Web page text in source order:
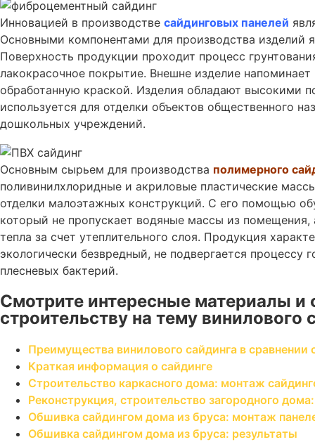
Инновацией в производстве сайдинговых панелей
Основными компонентами для производства изделий
Поверхность продукции проходит процесс
лакокрасочное покрытие. Внешне изделие
обработанную краской. Изделия обладают высокими
используется для отделки объектов общественного
дошкольных учреждений.
Основным сырьем для производства полимерного
поливинилхлоридные и акриловые пластические
отделки малоэтажных конструкций. С его помощью
который не пропускает водяные массы из помещения,
тепла за счет утеплительного слоя. Продукция
экологически безвредный, не подвергается процессу
плесневых бактерий.
Смотрите интересные материалы и
строительству на тему винилового
Преимущества винилового сайдинга в
Краткая информация о сайдинге
Строительство каркасного дома: монтаж
Реконструкция, строительство загородного
Обшивка сайдингом дома из бруса: монтаж
Обшивка сайдингом дома из бруса: результаты